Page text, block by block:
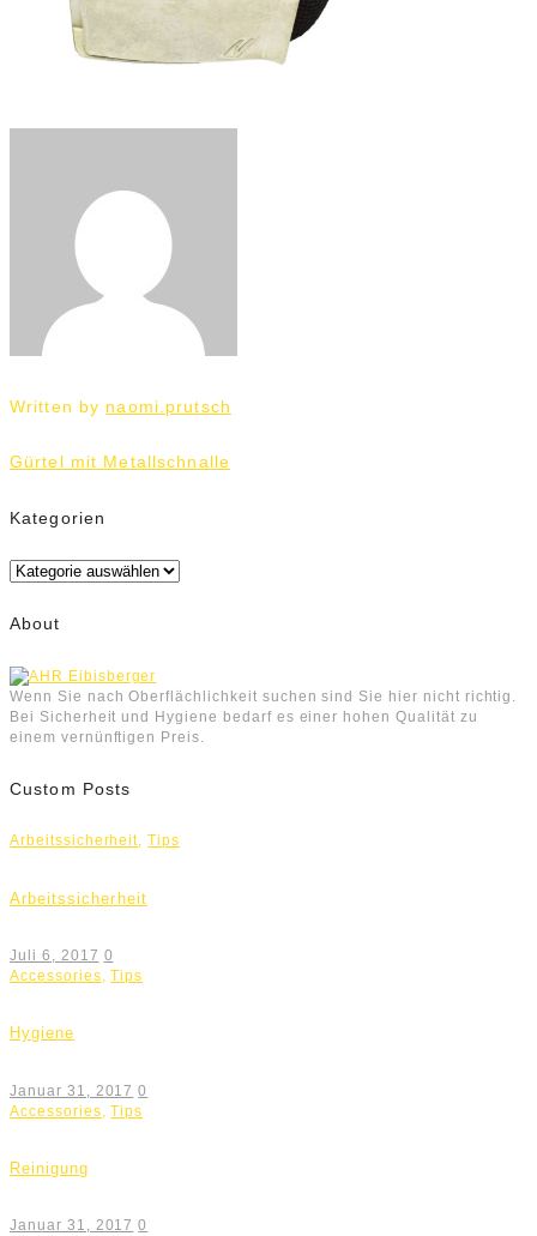
Written by naomi.prutsch
Beitrags-
Navigation
Gürtel mit Metallschnalle
Kategorien
Kategorien
About
Wenn Sie nach Oberflächlichkeit suchen sind Sie hier nicht richtig.
Bei Sicherheit und Hygiene bedarf es einer hohen Qualität zu
einem vernünftigen Preis.
Custom Posts
Arbeitssicherheit,Tips
Arbeitssicherheit
Juli 6, 2017 0
Accessories,Tips
Hygiene
Januar 31, 2017 0
Accessories ,Tips
Reinigung
Januar 31, 2017 0